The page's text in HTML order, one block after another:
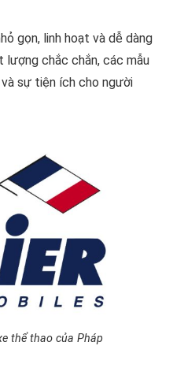
gọn, linh hoạt và dễ dàng
chắc chắn, các mẫu
sự tiện ích cho người
thể thao của Pháp